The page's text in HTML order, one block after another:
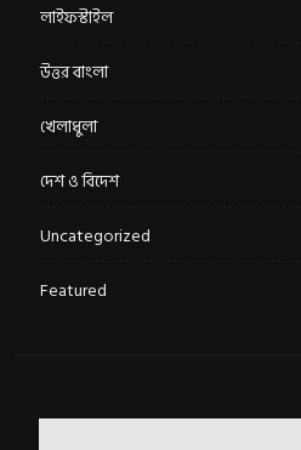
লাইফস্টাইল
উত্তর বাংলা
খেলাধুলা
দেশ ও বিদেশ
Uncategorized
Featured